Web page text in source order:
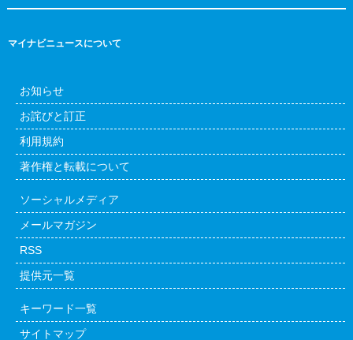
マイナビニュースについて
お知らせ
お詫びと訂正
利用規約
著作権と転載について
ソーシャルメディア
メールマガジン
RSS
提供元一覧
キーワード一覧
サイトマップ